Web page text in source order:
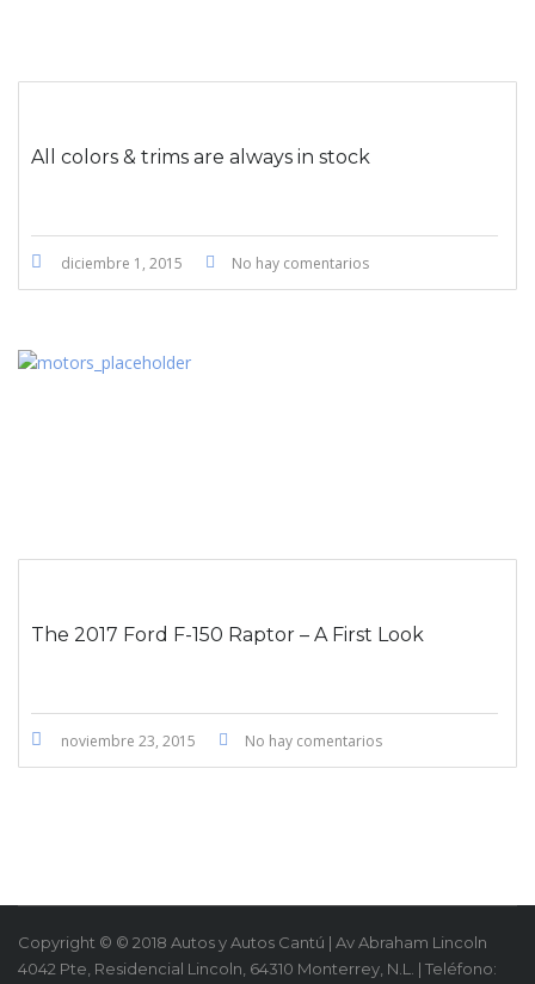
All colors & trims are always in stock
diciembre 1, 2015 No hay comentarios
The 2017 Ford F-150 Raptor – A First Look
noviembre 23, 2015 No hay comentarios
Copyright © © 2018 Autos y Autos Cantú | Av Abraham Lincoln
4042 Pte, Residencial Lincoln, 64310 Monterrey, N.L. | Teléfono: